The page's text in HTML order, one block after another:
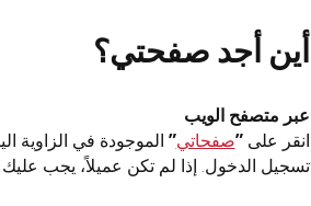
أين أجد صفحتي؟
عبر متصفح الويب
انقر على”صفحاتي”
تسجيل الدخول. إذا لم تكن عميلاً، يجب